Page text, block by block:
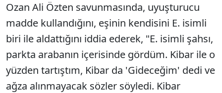
Ozan Ali Özten savunmasında, uyuşturucu
madde kullandığını, eşinin kendisini E. isimli
biri ile aldattığını iddia ederek, "E. isimli şahsı,
parkta arabanın içerisinde gördüm. Kibar ile o
yüzden tartıştım, Kibar da 'Gideceğim' dedi ve
ağza alınmayacak sözler söyledi. Kibar